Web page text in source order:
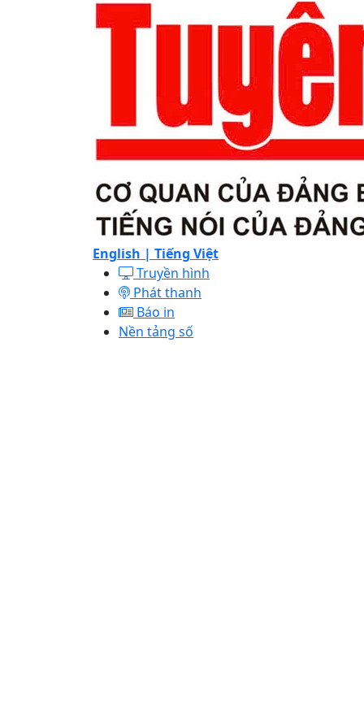
English | Tiếng Việt
Truyền hình
Phát thanh
Báo in
Nền tảng số